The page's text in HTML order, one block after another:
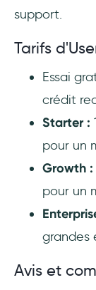
support.
Tarifs
Essai
crédit
Starter :
pour un
Growth :
pour un
grandes
Avis et